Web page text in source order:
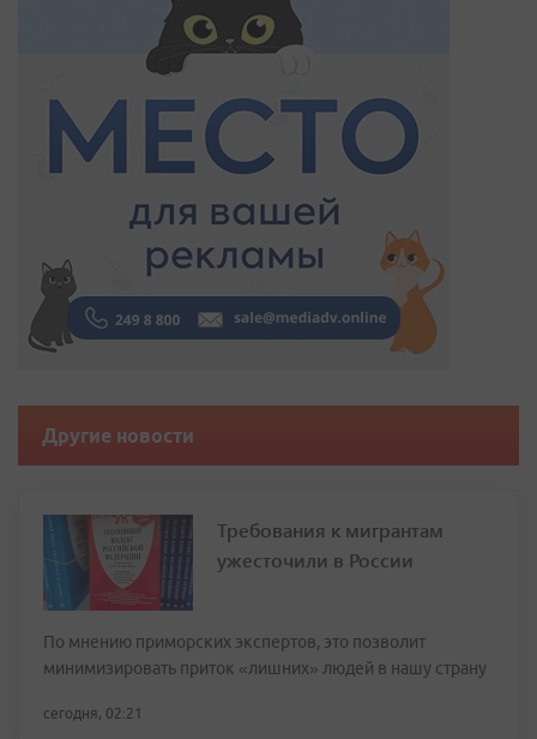
Другие новости
Требования к мигрантам
ужесточили в России
По мнению приморских экспертов, это позволит
минимизировать приток «лишних» людей в нашу страну
сегодня, 02:21